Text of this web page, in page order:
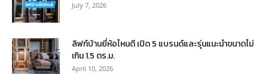
July 7, 2026
ลิฟท์บ้านยี่ห้อไหนดี เปิด 5 แบรนด์และรุ่นแนะนำขนาดไม่
เกิน 1.5 ตร.ม.
April 10, 2026